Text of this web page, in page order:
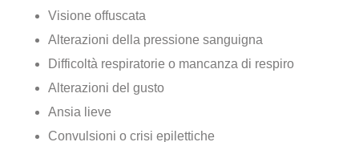
Visione offuscata
Alterazioni della pressione sanguigna
Difficoltà respiratorie o mancanza di respiro
Alterazioni del gusto
Ansia lieve
Convulsioni o crisi epilettiche